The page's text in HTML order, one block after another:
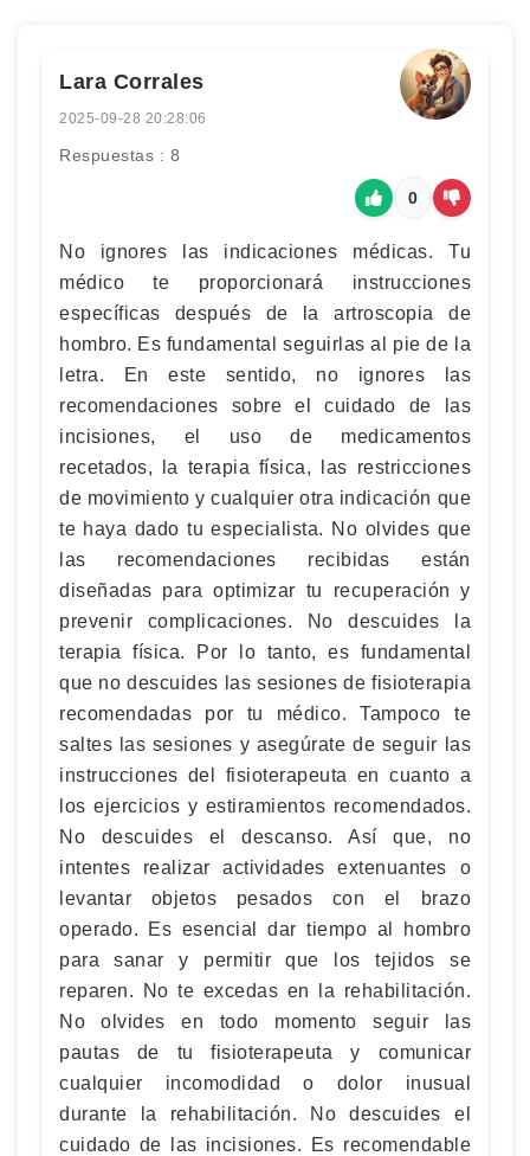
Lara Corrales
2025-09-28 20:28:06
Respuestas : 8
0
No ignores las indicaciones médicas. Tu
médico te proporcionará instrucciones
específicas después de la artroscopia de
hombro. Es fundamental seguirlas al pie de la
letra. En este sentido, no ignores las
recomendaciones sobre el cuidado de las
incisiones, el uso de medicamentos
recetados, la terapia física, las restricciones
de movimiento y cualquier otra indicación que
te haya dado tu especialista. No olvides que
las recomendaciones recibidas están
diseñadas para optimizar tu recuperación y
prevenir complicaciones. No descuides la
terapia física. Por lo tanto, es fundamental
que no descuides las sesiones de fisioterapia
recomendadas por tu médico. Tampoco te
saltes las sesiones y asegúrate de seguir las
instrucciones del fisioterapeuta en cuanto a
los ejercicios y estiramientos recomendados.
No descuides el descanso. Así que, no
intentes realizar actividades extenuantes o
levantar objetos pesados con el brazo
operado. Es esencial dar tiempo al hombro
para sanar y permitir que los tejidos se
reparen. No te excedas en la rehabilitación.
No olvides en todo momento seguir las
pautas de tu fisioterapeuta y comunicar
cualquier incomodidad o dolor inusual
durante la rehabilitación. No descuides el
cuidado de las incisiones. Es recomendable